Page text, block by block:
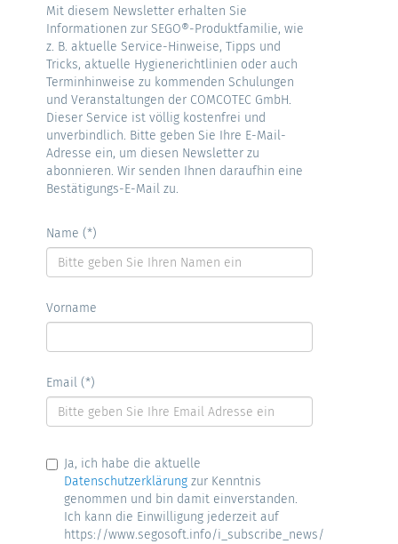
Mit diesem Newsletter erhalten Sie
Informationen zur SEGO®-Produktfamilie, wie
z. B. aktuelle Service-Hinweise, Tipps und
Tricks, aktuelle Hygienerichtlinien oder auch
Terminhinweise zu kommenden Schulungen
und Veranstaltungen der COMCOTEC GmbH.
Dieser Service ist völlig kostenfrei und
unverbindlich. Bitte geben Sie Ihre E-Mail-
Adresse ein, um diesen Newsletter zu
abonnieren. Wir senden Ihnen daraufhin eine
Bestätigungs-E-Mail zu.
Name (*)
Vorname
Email (*)
Ja, ich habe die aktuelle
Datenschutzerklärung zur Kenntnis
genommen und bin damit einverstanden.
Ich kann die Einwilligung jederzeit auf
https://www.segosoft.info/i_subscribe_news/